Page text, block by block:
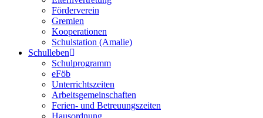
Förderverein
Gremien
Kooperationen
Schulstation (Amalie)
Schulleben
Schulprogramm
eFöb
Unterrichtszeiten
Arbeitsgemeinschaften
Ferien- und Betreuungszeiten
Hausordnung